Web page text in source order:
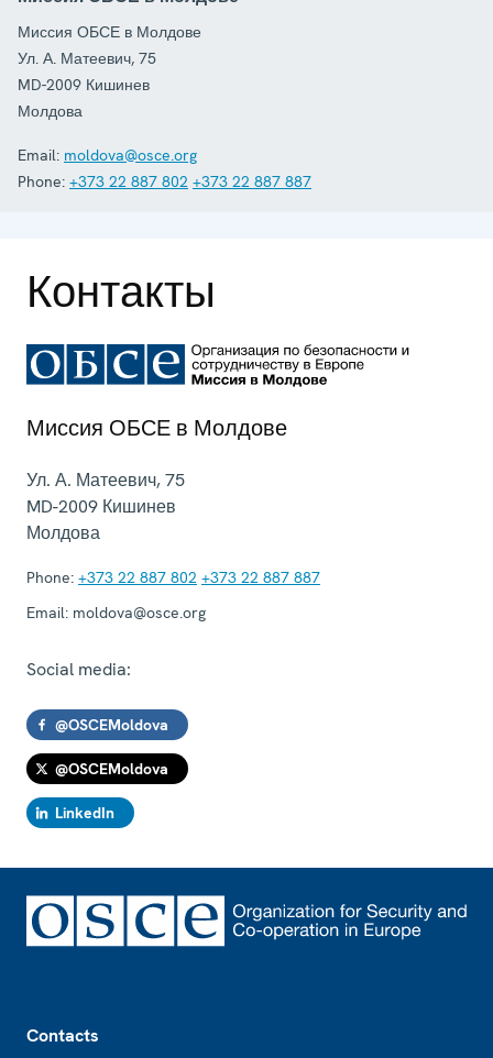
Миссия ОБСЕ в Молдове
Ул. А. Матеевич, 75
MD-2009 Кишинев
Молдова
Email: moldova@osce.org
Phone: +373 22 887 802 +373 22 887 887
Контакты
Миссия ОБСЕ в Молдове
Ул. А. Матеевич, 75
MD-2009 Кишинев
Молдова
Phone: +373 22 887 802 +373 22 887 887
Email: moldova@osce.org
Social media:
@OSCEMoldova
@OSCEMoldova
LinkedIn
Contacts